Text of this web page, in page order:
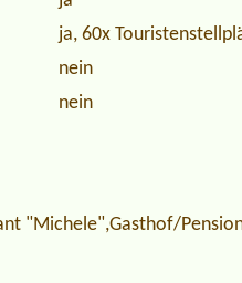
ja, 60x
nein
nein
"Michele",Gasthof/